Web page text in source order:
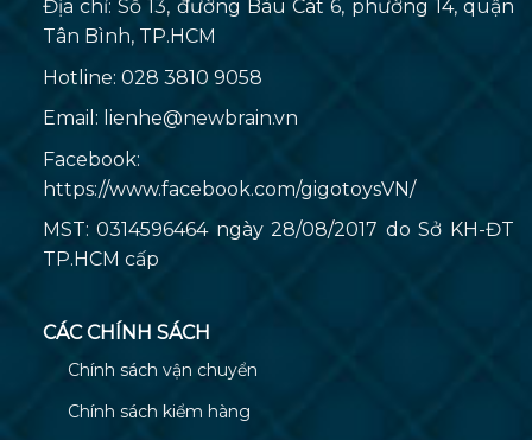
Địa chỉ: Số 13, đường Bàu Cát 6, phường 14, quận
Tân Bình, TP.HCM
Hotline: 028 3810 9058
Email: lienhe@newbrain.vn
Facebook:
https://www.facebook.com/gigotoysVN/
MST: 0314596464 ngày 28/08/2017 do Sở KH-ĐT
TP.HCM cấp
CÁC CHÍNH SÁCH
Chính sách vận chuyển
Chính sách kiểm hàng